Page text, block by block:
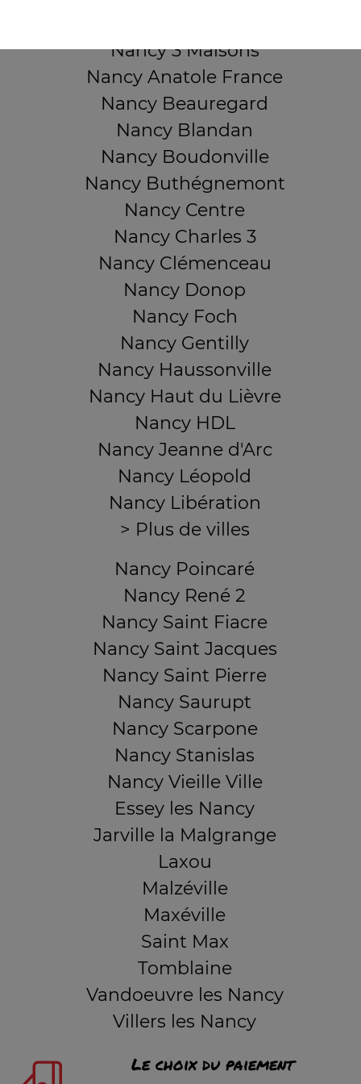
Nancy 3 Maisons
Nancy Anatole France
Nancy Beauregard
Nancy Blandan
Nancy Boudonville
Nancy Buthégnemont
Nancy Centre
Nancy Charles 3
Nancy Clémenceau
Nancy Donop
Nancy Foch
Nancy Gentilly
Nancy Haussonville
Nancy Haut du Lièvre
Nancy HDL
Nancy Jeanne d'Arc
Nancy Léopold
Nancy Libération
> Plus de villes
Nancy Poincaré
Nancy René 2
Nancy Saint Fiacre
Nancy Saint Jacques
Nancy Saint Pierre
Nancy Saurupt
Nancy Scarpone
Nancy Stanislas
Nancy Vieille Ville
Essey les Nancy
Jarville la Malgrange
Laxou
Malzéville
Maxéville
Saint Max
Tomblaine
Vandoeuvre les Nancy
Villers les Nancy
Le choix du paiement